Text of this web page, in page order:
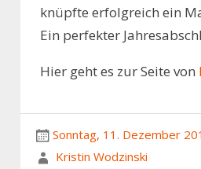
knüpfte erfolgreich ein
Ein perfekter
Hier geht es zur Seite von
Sonntag, 11. Dezember
Kristin Wodzinski